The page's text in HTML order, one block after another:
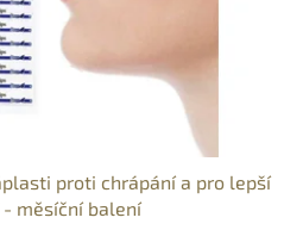
proti chrápání a pro lepší
- měsíční balení